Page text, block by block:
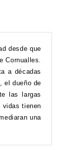
desde que
Cornualles.
a décadas
el dueño de
las largas
vidas tienen
una